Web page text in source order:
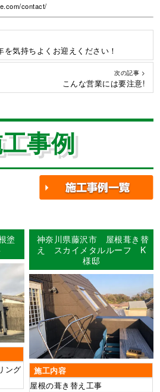
contact/
気持ちよくお迎えください！
次の記事 >
こんな営業には要注意!
事例
塗
ング
神奈川県藤沢市 屋根葺き替
え スカイメタルルーフ K
様邸
施工内容
屋根の葺き替え工事